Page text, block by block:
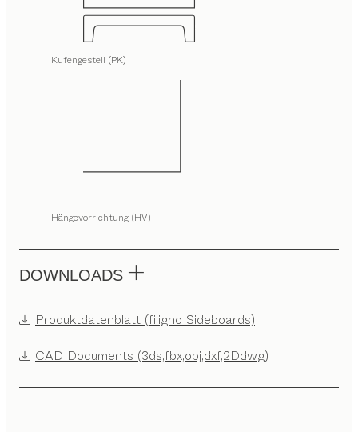
Kufengestell (PK)
Hängevorrichtung (HV)
DOWNLOADS
Produktdatenblatt (filigno Sideboards)
CAD Documents (3ds,fbx,obj,dxf,2Ddwg)